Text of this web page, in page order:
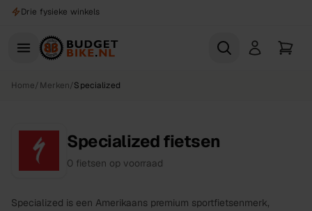
Naar hoofdinhoud
Drie fysieke winkels
Home/Merken/Specialized
Specialized fietsen
0 fietsen op voorraad
Specialized is een Amerikaans premium sportfietsenmerk,